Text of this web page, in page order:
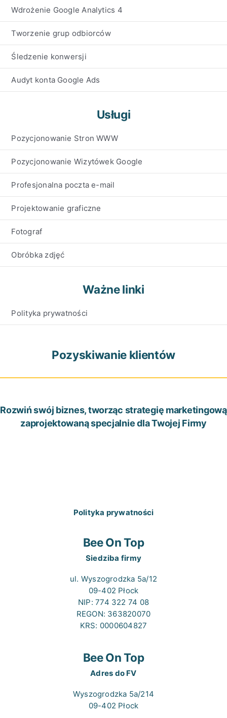
Wdrożenie Google Analytics 4
Tworzenie grup odbiorców
Śledzenie konwersji
Audyt konta Google Ads
Usługi
Pozycjonowanie Stron WWW
Pozycjonowanie Wizytówek Google
Profesjonalna poczta e-mail
Projektowanie graficzne
Fotograf
Obróbka zdjęć
Ważne linki
Polityka prywatności
Pozyskiwanie klientów
Rozwiń swój biznes, tworząc strategię marketingową
zaprojektowaną specjalnie dla Twojej Firmy
Polityka prywatności
Bee On Top
Siedziba firmy
ul. Wyszogrodzka 5a/12
09-402 Płock
NIP: 774 322 74 08
REGON: 363820070
KRS: 0000604827
Bee On Top
Adres do FV
Wyszogrodzka 5a/214
09-402 Płock